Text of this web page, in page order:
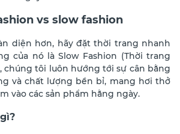
vs slow fashion
diện hơn, hãy đặt thời trang nhanh
của nó là Slow Fashion (Thời trang
chúng tôi luôn hướng tới sự cân bằng
và chất lượng bền bỉ, mang hơi thở
vào các sản phẩm hằng ngày.